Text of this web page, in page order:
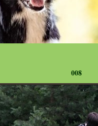
008